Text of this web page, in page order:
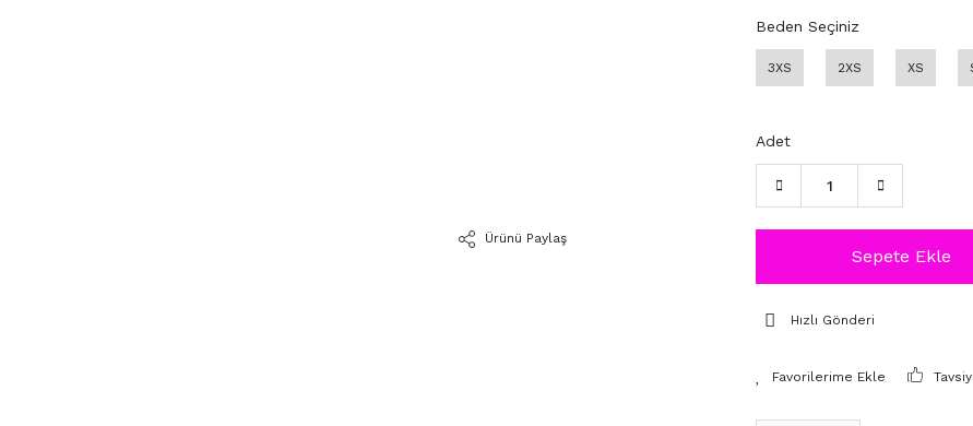
Ürünü Paylaş
Beden Seçiniz
3XS 2XS XS
Adet
Sepete Ekle
Hızlı Gönderi